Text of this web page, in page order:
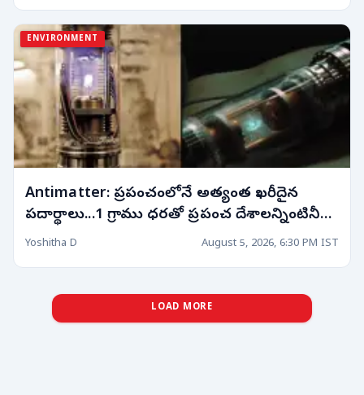
ENVIRONMENT
Antimatter: ప్రపంచంలోనే అత్యంత ఖరీదైన
పదార్థాలు...1 గ్రాము ధరతో ప్రపంచ దేశాలన్నింటినీ
కొనేయవచ్చు!
Yoshitha D August 5, 2026, 6:30 PM IST
LOAD MORE